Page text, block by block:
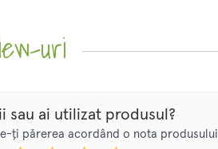
uri
sau ai utilizat produsul?
ți părerea acordând o nota produsului